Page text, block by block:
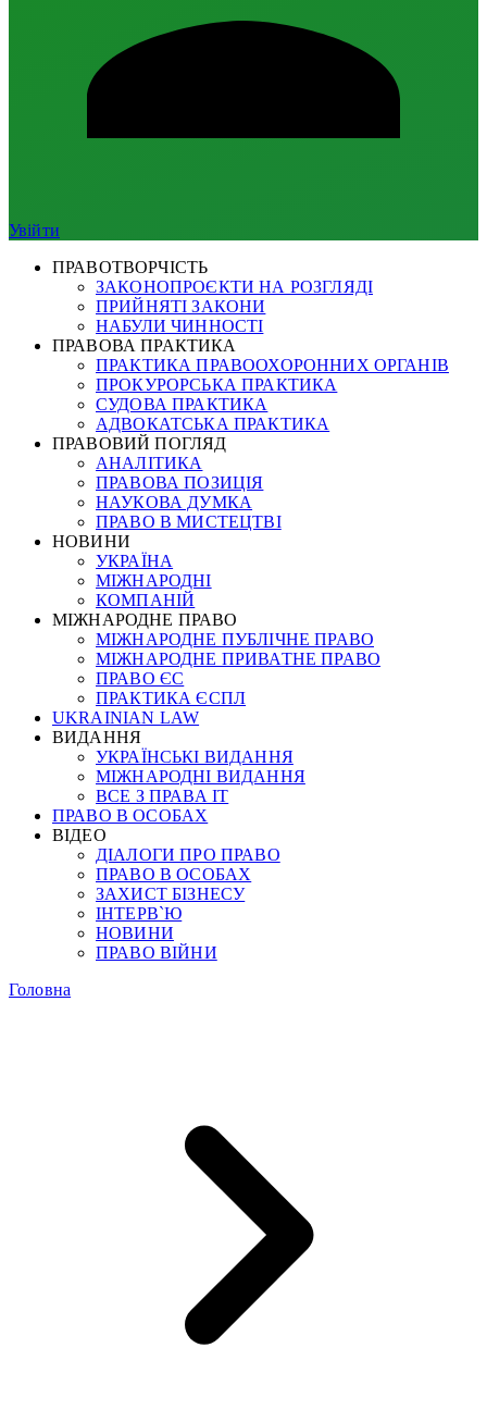
Увійти
ПРАВОТВОРЧІСТЬ
ЗАКОНОПРОЄКТИ НА РОЗГЛЯДІ
ПРИЙНЯТІ ЗАКОНИ
НАБУЛИ ЧИННОСТІ
ПРАВОВА ПРАКТИКА
ПРАКТИКА ПРАВООХОРОННИХ ОРГАНІВ
ПРОКУРОРСЬКА ПРАКТИКА
СУДОВА ПРАКТИКА
АДВОКАТСЬКА ПРАКТИКА
ПРАВОВИЙ ПОГЛЯД
АНАЛІТИКА
ПРАВОВА ПОЗИЦІЯ
НАУКОВА ДУМКА
ПРАВО В МИСТЕЦТВІ
НОВИНИ
УКРАЇНА
МІЖНАРОДНІ
КОМПАНІЙ
МІЖНАРОДНЕ ПРАВО
МІЖНАРОДНЕ ПУБЛІЧНЕ ПРАВО
МІЖНАРОДНЕ ПРИВАТНЕ ПРАВО
ПРАВО ЄС
ПРАКТИКА ЄСПЛ
UKRAINIAN LAW
ВИДАННЯ
УКРАЇНСЬКІ ВИДАННЯ
МІЖНАРОДНІ ВИДАННЯ
ВСЕ З ПРАВА ІТ
ПРАВО В ОСОБАХ
ВІДЕО
ДІАЛОГИ ПРО ПРАВО
ПРАВО В ОСОБАХ
ЗАХИСТ БІЗНЕСУ
ІНТЕРВ`Ю
НОВИНИ
ПРАВО ВІЙНИ
Головна